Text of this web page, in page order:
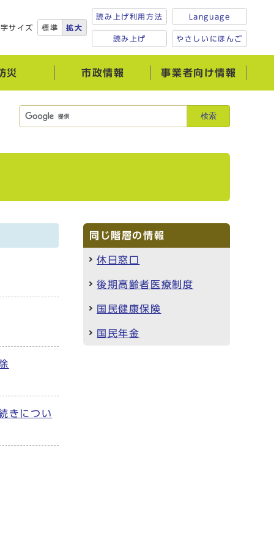
サイズ 標準 拡大
読み上げ利用方法
読み上げ
Language
やさしいにほんご
災 市政情報 事業者向け情報
検索
きについ
同じ階層の情報
休日窓口
後期高齢者医療制度
国民健康保険
国民年金